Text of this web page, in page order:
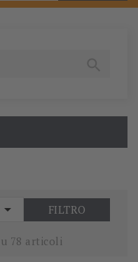
 FILTRO
78 articoli